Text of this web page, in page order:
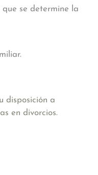
se determine la
disposición a
en divorcios.